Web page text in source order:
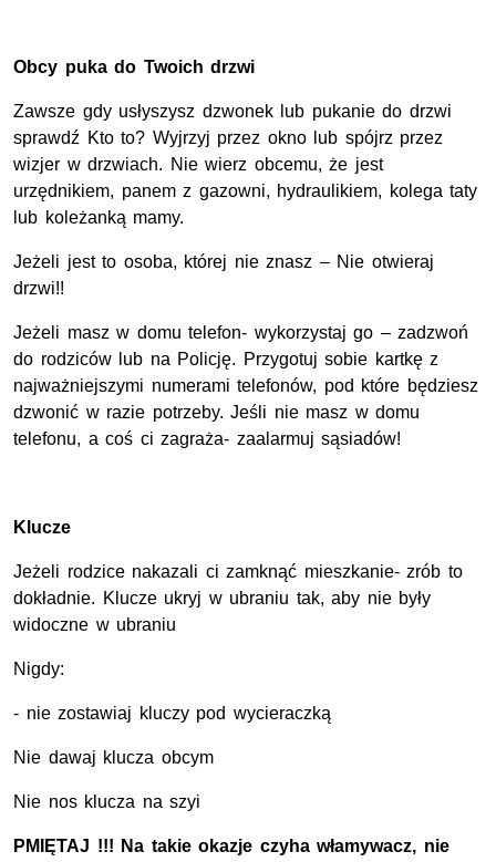
Obcy puka do Twoich drzwi
Zawsze gdy usłyszysz dzwonek lub pukanie do drzwi
sprawdź Kto to? Wyjrzyj przez okno lub spójrz przez
wizjer w drzwiach. Nie wierz obcemu, że jest
urzędnikiem, panem z gazowni, hydraulikiem, kolega taty
lub koleżanką mamy.
Jeżeli jest to osoba, której nie znasz – Nie otwieraj
drzwi!!
Jeżeli masz w domu telefon- wykorzystaj go – zadzwoń
do rodziców lub na Policję. Przygotuj sobie kartkę z
najważniejszymi numerami telefonów, pod które będziesz
dzwonić w razie potrzeby. Jeśli nie masz w domu
telefonu, a coś ci zagraża- zaalarmuj sąsiadów!
Klucze
Jeżeli rodzice nakazali ci zamknąć mieszkanie- zrób to
dokładnie. Klucze ukryj w ubraniu tak, aby nie były
widoczne w ubraniu
Nigdy:
- nie zostawiaj kluczy pod wycieraczką
Nie dawaj klucza obcym
Nie nos klucza na szyi
PMIĘTAJ !!! Na takie okazje czyha włamywacz, nie